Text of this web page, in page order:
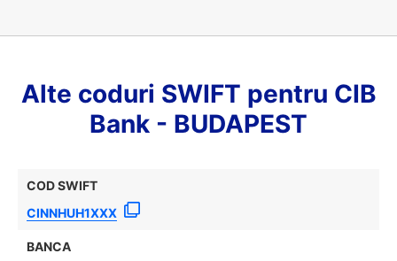
Alte coduri SWIFT pentru CIB
Bank - BUDAPEST
COD SWIFT
CINNHUH1XXX
BANCA